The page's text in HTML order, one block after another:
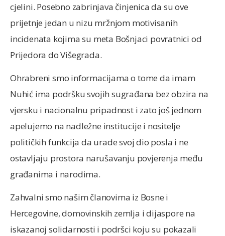
cjelini. Posebno zabrinjava činjenica da su ove
prijetnje jedan u nizu mržnjom motivisanih
incidenata kojima su meta Bošnjaci povratnici od
Prijedora do Višegrada.
Ohrabreni smo informacijama o tome da imam
Nuhić ima podršku svojih sugrađana bez obzira na
vjersku i nacionalnu pripadnost i zato još jednom
apelujemo na nadležne institucije i nositelje
političkih funkcija da urade svoj dio posla i ne
ostavljaju prostora narušavanju povjerenja među
građanima i narodima.
Zahvalni smo našim članovima iz Bosne i
Hercegovine, domovinskih zemlja i dijaspore na
iskazanoj solidarnosti i podršci koju su pokazali